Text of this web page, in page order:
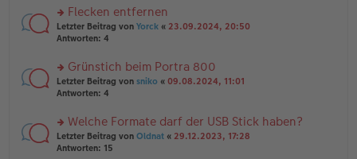
a
g
e
n
er
tr
a
g
n
g
el
e
n
er
tr
a
g
rs
te
n
g
el
e
n
er
Flecken entfernen
Letzter Beitrag von Yorck « 23.09.2024, 20:50
Antworten: 4
rs
te
n
g
el
Grünstich beim Portra 800
Letzter Beitrag von sniko « 09.08.2024, 11:01
Antworten: 4
rs
te
Welche Formate darf der USB Stick haben?
Letzter Beitrag von Oldnat « 29.12.2023, 17:28
Antworten: 15